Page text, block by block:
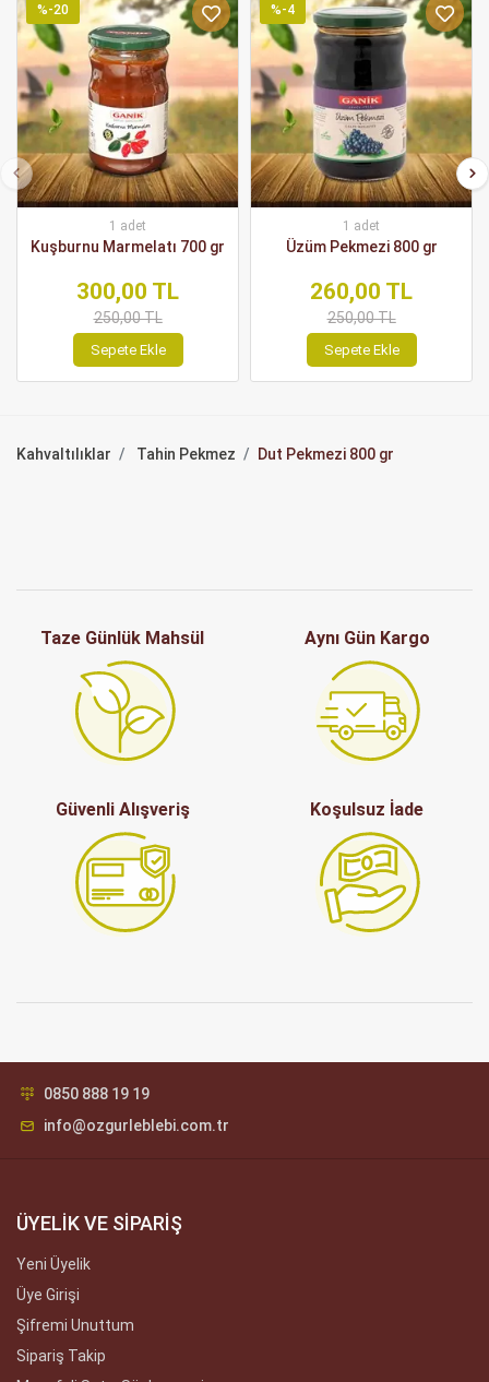
%-20
1 adet
Kuşburnu Marmelatı 700 gr
300,00 TL
250,00 TL
Sepete Ekle
%-4
1 adet
Üzüm Pekmezi 800 gr
260,00 TL
250,00 TL
Sepete Ekle
Kahvaltılıklar Tahin Pekmez Dut Pekmezi 800 gr
Taze Günlük Mahsül Aynı Gün Kargo
Güvenli Alışveriş Koşulsuz İade
0850 888 19 19
info@ozgurleblebi.com.tr
ÜYELİK VE SİPARİŞ
Yeni Üyelik
Üye Girişi
Şifremi Unuttum
Sipariş Takip